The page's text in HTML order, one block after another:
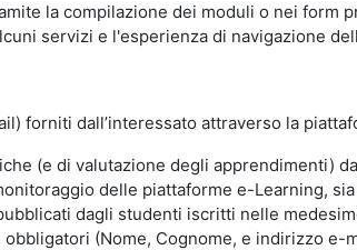
la compilazione dei moduli o nei
servizi e l'esperienza di navigazione
forniti dall’interessato attraverso la
(e di valutazione degli apprendimenti)
delle piattaforme e-Learning,
dagli studenti iscritti nelle
(Nome, Cognome, e indirizzo